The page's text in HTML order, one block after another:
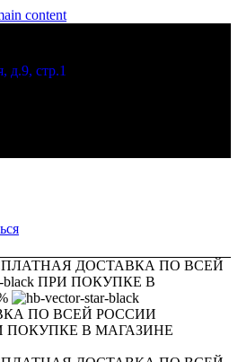
content
д.9, стр.1
ДОСТАВКА ПО ВСЕЙ
ПРИ ПОКУПКЕ В
ПО ВСЕЙ РОССИИ
ПОКУПКЕ В МАГАЗИНЕ